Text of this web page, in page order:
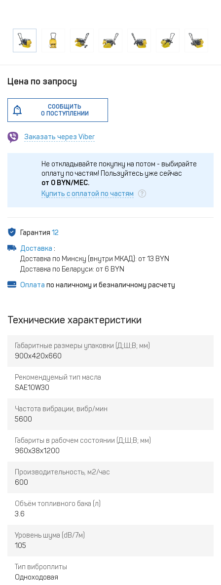
Цена по запросу
СООБЩИТЬ
О ПОСТУПЛЕНИИ
Заказать через Viber
Не откладывайте покупку на потом - выбирайте
оплату по частям! Пользуйтесь уже сейчас
от 0 BYN/МЕС.
Купить с оплатой по частям
Гарантия 12
Доставка :
Доставка по Минску (внутри МКАД): от 13 BYN
Доставка по Беларуси: от 6 BYN
Оплата по наличному и безналичному расчету
Технические характеристики
Габаритные размеры упаковки (Д;Ш;В; мм)
900х420х660
Рекомендуемый тип масла
SAE10W30
Частота вибрации, вибр/мин
5600
Габариты в рабочем состоянии (Д;Ш;В; мм)
960х38х1200
Производительность, м2/час
600
Объём топливного бака (л)
3.6
Уровень шума (dB/7м)
105
Тип виброплиты
Одноходовая